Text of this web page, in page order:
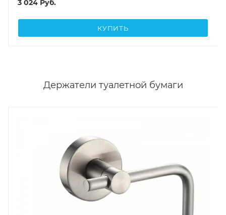
3 024 Руб.
КУПИТЬ
Держатели туалетной бумаги